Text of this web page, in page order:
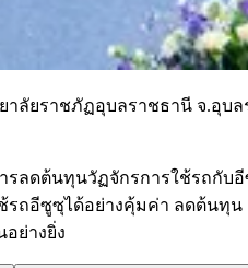
ยราชภัฏอุบลราชธานี จ.อุบล
ดต้นทุนวัฏจักรการใช้รถกับอีซู
รถอีซูซุได้อย่างคุ้มค่า ลดต้นทุน
ย่างยิ่ง